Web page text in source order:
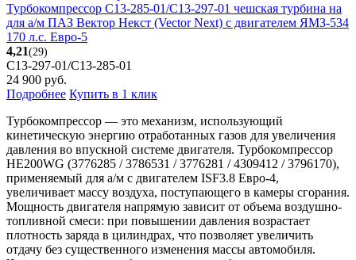
Турбокомпрессор С13-285-01/С13-297-01 чешская турбина на
для а/м ПАЗ Вектор Некст (Vector Next) с двигателем ЯМЗ-534
170 л.с. Евро-5
4,21(29)
C13-297-01/C13-285-01
24 900 руб.
Подробнее Купить в 1 клик
Турбокомпрессор — это механизм, использующий
кинетическую энергию отработанных газов для увеличения
давления во впускной системе двигателя. Турбокомпрессор
HE200WG (3776285 / 3786531 / 3776281 / 4309412 / 3796170),
применяемый для а/м с двигателем ISF3.8 Евро-4,
увеличивает массу воздуха, поступающего в камеры сгорания.
Мощность двигателя напрямую зависит от объема воздушно-
топливной смеси: при повышении давления возрастает
плотность заряда в цилиндрах, что позволяет увеличить
отдачу без существенного изменения массы автомобиля.